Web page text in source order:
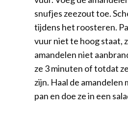
snufjes zeezout toe.
tijdens het roosteren.
vuur niet te hoog staat,
amandelen niet
ze 3 minuten of totdat
zijn. Haal de amandelen
pan en doe ze in een